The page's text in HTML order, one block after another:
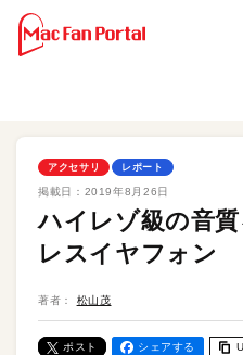
アクセサリ レポート
掲載日： 2019年8月26日
ハイレゾ級の音
レスイヤフォン
著者： 松山茂
ポスト シェアする